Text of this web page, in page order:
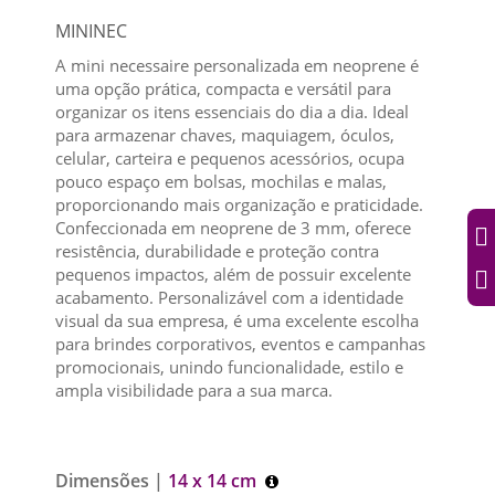
MININEC
A mini necessaire personalizada em neoprene é
uma opção prática, compacta e versátil para
organizar os itens essenciais do dia a dia. Ideal
para armazenar chaves, maquiagem, óculos,
celular, carteira e pequenos acessórios, ocupa
pouco espaço em bolsas, mochilas e malas,
proporcionando mais organização e praticidade.
Confeccionada em neoprene de 3 mm, oferece
resistência, durabilidade e proteção contra
pequenos impactos, além de possuir excelente
acabamento. Personalizável com a identidade
visual da sua empresa, é uma excelente escolha
para brindes corporativos, eventos e campanhas
promocionais, unindo funcionalidade, estilo e
ampla visibilidade para a sua marca.
Dimensões | 14 x 14 cm